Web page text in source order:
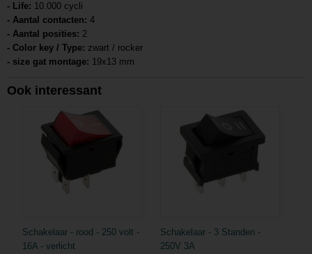
- Life: 10.000 cycli
- Aantal contacten: 4
- Aantal posities: 2
- Color key / Type: zwart / rocker
- size gat montage: 19x13 mm
Ook interessant
Schakelaar - rood - 250 volt -
16A - verlicht
Schakelaar - 3 Standen -
250V 3A